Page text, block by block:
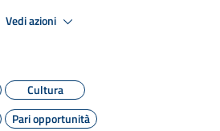
Vedi azioni
Cultura
Pari opportunità